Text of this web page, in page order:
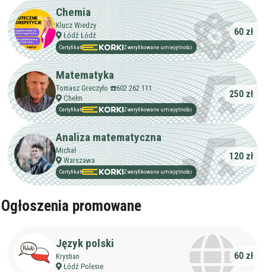
Chemia
Klucz Wiedzy
Łódź Łódź
Certyfikat Zweryfikowane umiejętności
60 zł
Matematyka
Tomasz Greczyło ☎️602 262 111
Chełm
Certyfikat Zweryfikowane umiejętności
250 zł
Analiza matematyczna
Michał
Warszawa
Certyfikat Zweryfikowane umiejętności
120 zł
Ogłoszenia promowane
Język polski
Krystian
Łódź Polesie
60 zł